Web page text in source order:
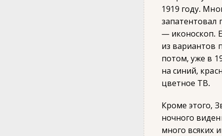
1919 году.
— иконоскоп.
из вариантов
потом, уже в
на синий,
цветное ТВ.
Кроме этого,
ночного
много всяких